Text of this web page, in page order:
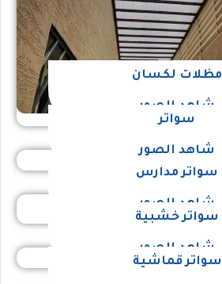
مظلات لكسان
شاهد الصور
سواتر
شاهد الصور
سواتر مدارس
شاهد الصور
سواتر خشبية
شاهد الصور
سواتر قماشية